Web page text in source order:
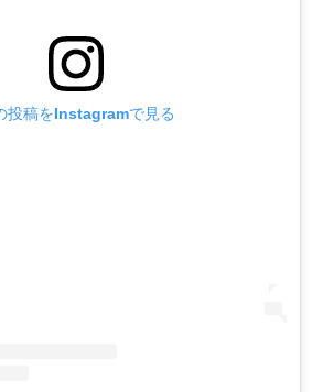
投稿をInstagramで見る